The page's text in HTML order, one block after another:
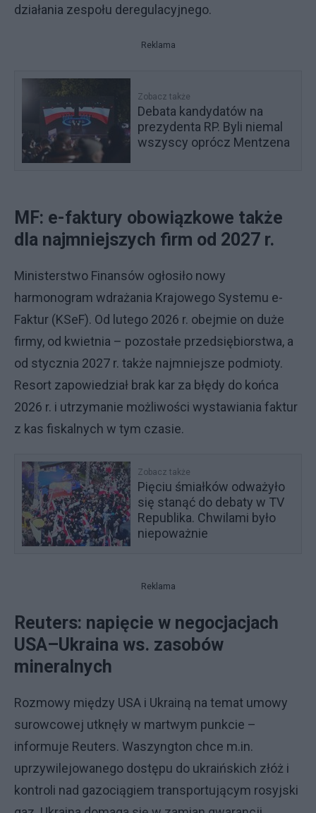
działania zespołu deregulacyjnego.
Reklama
Zobacz także
Debata kandydatów na
prezydenta RP. Byli niemal
wszyscy oprócz Mentzena
MF: e-faktury obowiązkowe także
dla najmniejszych firm od 2027 r.
Ministerstwo Finansów ogłosiło nowy
harmonogram wdrażania Krajowego Systemu e-
Faktur (KSeF). Od lutego 2026 r. obejmie on duże
firmy, od kwietnia – pozostałe przedsiębiorstwa, a
od stycznia 2027 r. także najmniejsze podmioty.
Resort zapowiedział brak kar za błędy do końca
2026 r. i utrzymanie możliwości wystawiania faktur
z kas fiskalnych w tym czasie.
Zobacz także
Pięciu śmiałków odważyło
się stanąć do debaty w TV
Republika. Chwilami było
niepoważnie
Reklama
Reuters: napięcie w negocjacjach
USA–Ukraina ws. zasobów
mineralnych
Rozmowy między USA i Ukrainą na temat umowy
surowcowej utknęły w martwym punkcie –
informuje Reuters. Waszyngton chce m.in.
uprzywilejowanego dostępu do ukraińskich złóż i
kontroli nad gazociągiem transportującym rosyjski